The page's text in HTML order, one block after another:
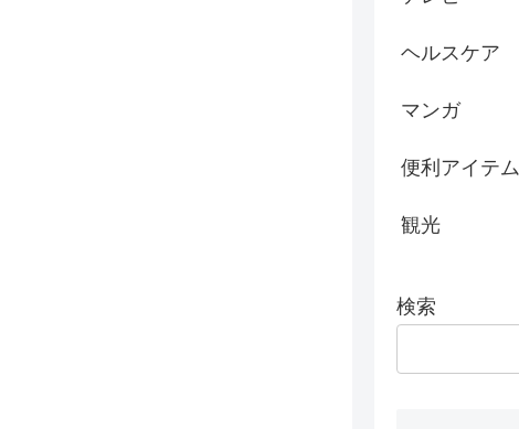
ヘルスケア
マンガ
便利アイテム
観光
検索